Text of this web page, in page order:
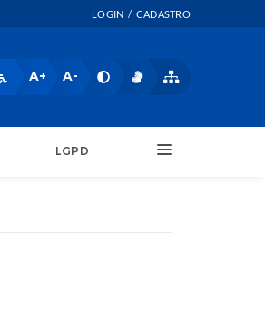
LOGIN / CADASTRO
A+ A-
LGPD